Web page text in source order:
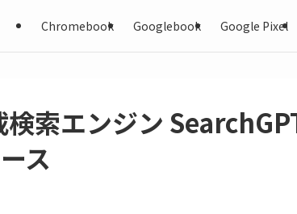
Chromebook Googlebook Google Pixel
索エンジン
ス